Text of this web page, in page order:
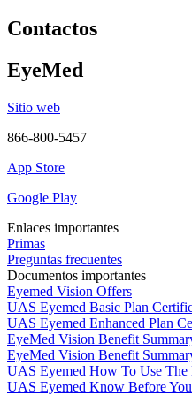
Contactos
EyeMed
Sitio web
866-800-5457
App Store
Google Play
Enlaces importantes
Primas
Preguntas frecuentes
Documentos importantes
Eyemed Vision Offers
UAS Eyemed Basic Plan
UAS Eyemed Enhanced Plan
EyeMed Vision Benefit
EyeMed Vision Benefit
UAS Eyemed How To Use
UAS Eyemed Know Before